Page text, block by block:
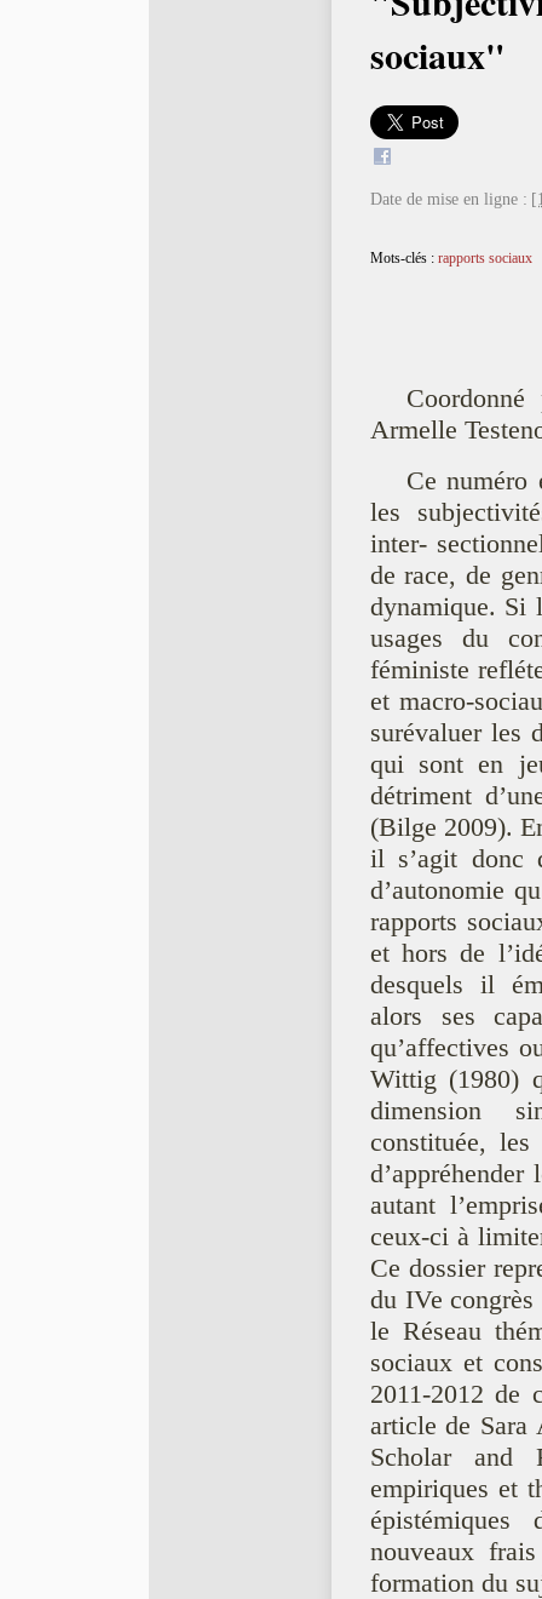
sociaux"
Date de mise en ligne :
Mots-clés : rapports sociaux
Armelle
Ce numéro
les
inter-
de race, de
dynamique. Si
usages du
féministe
et macro-
surévaluer les
qui sont en
détriment
(Bilge 2009).
il s’agit donc
d’autonomie
rapports
et hors de
desquels il
alors ses
qu’affectives
Wittig (1980)
dimension
constituée,
autant
ceux-ci à
Ce dossier
du IVe
le Réseau
sociaux et
2011-2012 de
article de Sara
Scholar and
empiriques et
nouveaux
formation du